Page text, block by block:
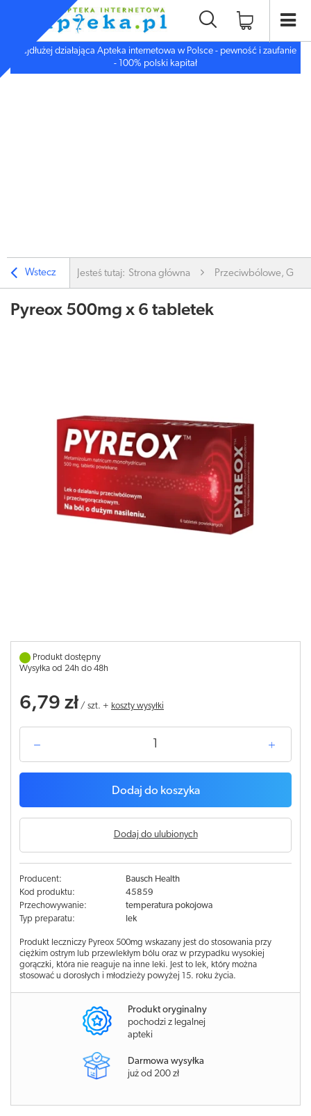
Najdłużej działająca Apteka internetowa w Polsce - pewność i zaufanie
- 100% polski kapitał
Wstecz Jesteś tutaj: Strona główna Przeciwbólowe,
Pyreox 500mg x 6 tabletek
Produkt dostępny
Wysyłka od 24h do 48h
6,79 zł / szt. + koszty wysyłki
Dodaj do koszyka
Dodaj do ulubionych
Producent:
Bausch Health
Kod produktu:
45859
Przechowywanie:
temperatura pokojowa
Typ preparatu:
lek
Produkt leczniczy Pyreox 500mg wskazany jest do stosowania przy
ciężkim ostrym lub przewlekłym bólu oraz w przypadku wysokiej
gorączki, która nie reaguje na inne leki. Jest to lek, który można
stosować u dorosłych i młodzieży powyżej 15. roku życia.
Produkt oryginalny
pochodzi z legalnej
apteki
Darmowa wysyłka
już od 200 zł